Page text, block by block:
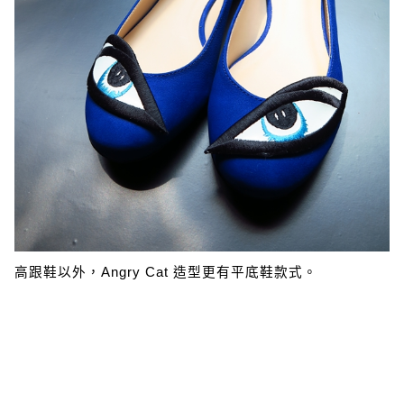
高跟鞋以外，Angry Cat 造型更有平底鞋款式。